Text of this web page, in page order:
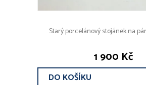
Starý porcelánový stojánek na
1 900 Kč
DO KOŠÍKU